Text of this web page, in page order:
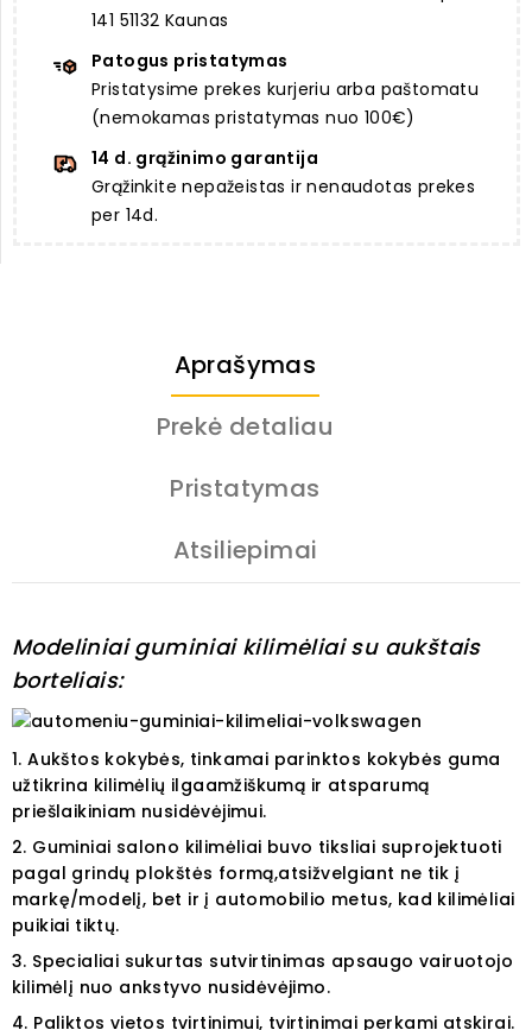
141 51132 Kaunas
Patogus pristatymas
Pristatysime prekes kurjeriu arba paštomatu
(nemokamas pristatymas nuo 100€)
14 d. grąžinimo garantija
Grąžinkite nepažeistas ir nenaudotas prekes
per 14d.
Aprašymas
Prekė detaliau
Pristatymas
Atsiliepimai
Modeliniai guminiai kilimėliai su aukštais
borteliais:
1. Aukštos kokybės, tinkamai parinktos kokybės guma
užtikrina kilimėlių ilgaamžiškumą ir atsparumą
priešlaikiniam nusidėvėjimui.
2. Guminiai salono kilimėliai buvo tiksliai suprojektuoti
pagal grindų plokštės formą,atsižvelgiant ne tik į
markę/modelį, bet ir į automobilio metus, kad kilimėliai
puikiai tiktų.
3. Specialiai sukurtas sutvirtinimas apsaugo vairuotojo
kilimėlį nuo ankstyvo nusidėvėjimo.
4. Paliktos vietos tvirtinimui, tvirtinimai perkami atskirai.